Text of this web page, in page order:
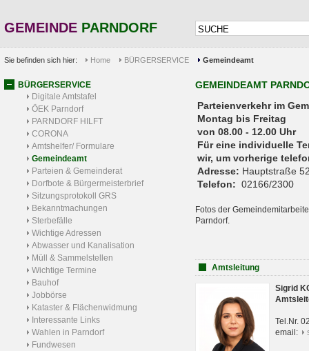
GEMEINDE PARNDORF
Sie befinden sich hier: Home BÜRGERSERVICE Gemeindeamt
BÜRGERSERVICE
Digitale Amtstafel
ÖEK Parndorf
PARNDORF HILFT
CORONA
Amtshelfer/ Formulare
Gemeindeamt
Parteien & Gemeinderat
Dorfbote & Bürgermeisterbrief
Sitzungsprotokoll GRS
Bekanntmachungen
Sterbefälle
Wichtige Adressen
Abwasser und Kanalisation
Müll & Sammelstellen
Wichtige Termine
Bauhof
Jobbörse
Kataster & Flächenwidmung
Interessante Links
Wahlen in Parndorf
Fundwesen
GEMEINDEAMT
Parteienverkehr
Montag bis Freitag
von 08.00 - 12.00 Uhr
Für eine individuelle
wir, um vorherige
Adresse: Hauptstraße
Telefon: 02166/2300
Fotos der
Parndorf.
Amtsleitung
Sigrid
Tel.Nr.
email: